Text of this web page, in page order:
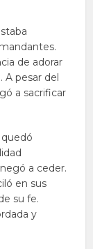
de adorar
A pesar del
a sacrificar
a ceder.
en sus
su fe.
y